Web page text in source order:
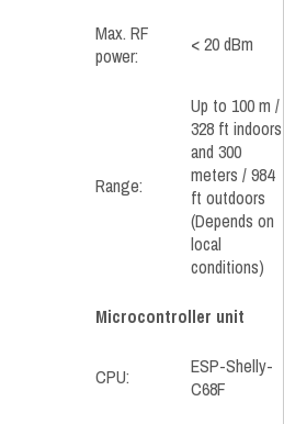
Max. RF
power:
< 20 dBm
Range:
Up to 100 m /
328 ft indoors
and 300
meters / 984
ft outdoors
(Depends on
local
conditions)
Microcontroller unit
CPU:
ESP-Shelly-
C68F